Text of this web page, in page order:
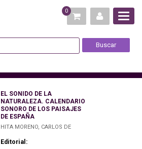
0
EL SONIDO DE LA
NATURALEZA. CALENDARIO
SONORO DE LOS PAISAJES
DE ESPAÑA
HITA MORENO, CARLOS DE
Editorial: